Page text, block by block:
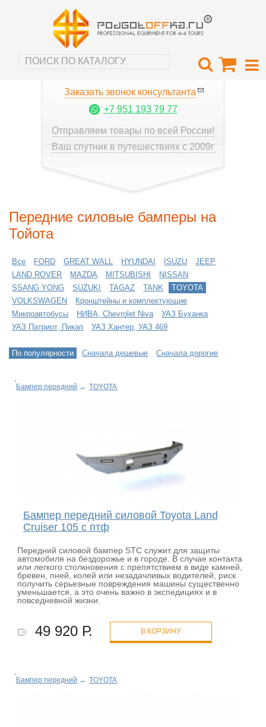
Заказать звонок консультанта
+7 951 193 79 77
Отправляем товары по всей России!
Ваш спутник в путешествиях с 2009г
Передние силовые бамперы на
Тойота
Все FORD GREAT WALL HYUNDAI ISUZU
JEEP
LAND ROVER
MAZDA MITSUBISHI
NISSAN
SSANG YONG
SUZUKI TAGAZ TANK
TOYOTA
VOLKSWAGEN
Кронштейны и комплектующие
Микроавтобусы
НИВА, Chevrolet Niva
УАЗ Буханка
УАЗ Патриот, Пикап
УАЗ Хантер, УАЗ 469
По популярности Сначала дешевые Сначала дорогие
Бампер передний → TOYOTA
Бампер передний силовой Toyota Land
Cruiser 105 с птф
Передний силовой бампер STC служит для защиты
автомобиля на бездорожье и в городе. В случае контакта
или легкого столкновения с препятствием в виде камней,
бревен, пней, колей или незадачливых водителей, риск
получить серьезные повреждения машины существенно
уменьшается, а это очень важно в экспедициях и в
повседневной жизни.
49 920 Р. В КОРЗИНУ
Бампер передний → TOYOTA